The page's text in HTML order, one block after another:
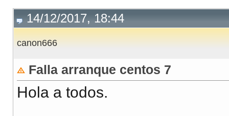
14/12/2017, 18:44
canon666
Falla arranque centos 7
Hola a todos.